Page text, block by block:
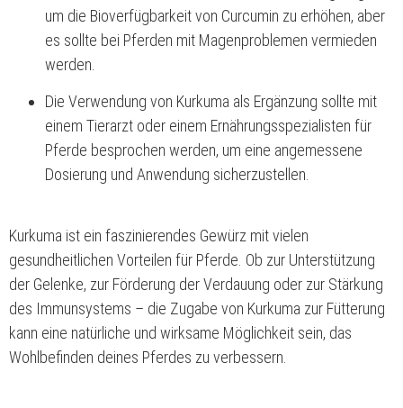
um die Bioverfügbarkeit von Curcumin zu erhöhen, aber
es sollte bei Pferden mit Magenproblemen vermieden
werden.
Die Verwendung von Kurkuma als Ergänzung sollte mit
einem Tierarzt oder einem Ernährungsspezialisten für
Pferde besprochen werden, um eine angemessene
Dosierung und Anwendung sicherzustellen.
Kurkuma ist ein faszinierendes Gewürz mit vielen
gesundheitlichen Vorteilen für Pferde. Ob zur Unterstützung
der Gelenke, zur Förderung der Verdauung oder zur Stärkung
des Immunsystems – die Zugabe von Kurkuma zur Fütterung
kann eine natürliche und wirksame Möglichkeit sein, das
Wohlbefinden deines Pferdes zu verbessern.